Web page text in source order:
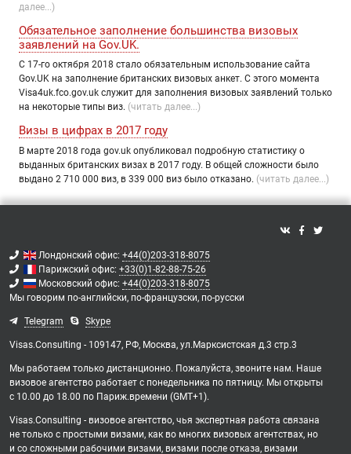
далее...)
Обязательное заполнение большинства визовых
заявлений на Gov.UK.
C 17-го октября 2018 стало обязательным использование сайта
Gov.UK на заполнение британских визовых анкет. С этого момента
Visa4uk.fco.gov.uk служит для заполнения визовых заявлений только
на некоторые типы виз. (читать далее...)
Визы в цифрах в 2017 году
В марте 2018 года gov.uk опубликовал подробную статистику о
выданных британских визах в 2017 году. В общей сложности было
выдано 2 710 000 виз, в 339 000 виз было отказано. (читать далее...)
Лондонский офис: +44(0)203-318-8075
Парижский офис: +33(0)1-82-88-75-26
Московский офис: +44(0)203-318-8075
Мы говорим по-английски, по-французски, по-русски
Telegram Skype
Visas.Consulting - 109147, РФ, Москва, ул.Марксистская д.3 стр.3
Мы работаем только дистанционно. Пожалуйста, звоните нам. Наше
визовое агентство работает с понедельника по пятницу. Мы открыты
с 10.00 до 18.00 по Париж.времени (GMT+1).
Visas.Consulting - визовое агентство, чья экспертная работа связана
не только с простыми визами, как во многих визовых агентствах, но
и со сложными рабочими визами, визами после отказа, визами